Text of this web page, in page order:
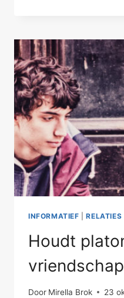
INFORMATIEF |RELATIES
Houdt
Door Mirella Brok 23